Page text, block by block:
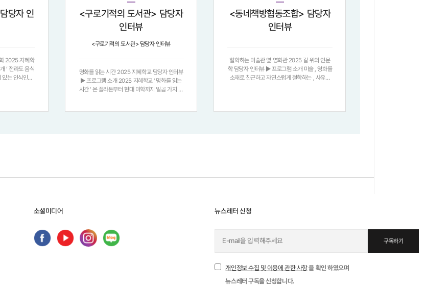
당자 인
2025 지혜학
있는 인식인데
<구로기적의 도서관> 담당자
인터뷰
<구로기적의 도서관> 담당자 인터뷰
명화를 읽는 시간 2025 지혜학교 담당자 인터뷰
▶ 프로그램 소개 2025 지혜학교 ' 명화를 읽는
시간 ' 은 플라톤부터 현대 미학까지 일곱 가지 철
<동네책방협동조합> 담당자
인터뷰
철학하는 미술관 옆 영화관 2025 길 위의 인문
학 담당자 인터뷰 ▶ 프로그램 소개 미술 , 영화를
소재로 친근하고 자연스럽게 철학하는 , 사유하
소셜미디어 뉴스레터 신청
구독하기
개인정보 수집 및 이용에 관한 사항을 확인 하였으며
뉴스레터 구독을 신청합니다.